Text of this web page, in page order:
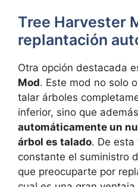
Tree Harvester
replantación
Otra opción destacada
Mod. Este mod no solo
talar árboles
inferior, sino que además
automáticamente un
árbol es talado. De esta
constante el suministro
que preocuparte por